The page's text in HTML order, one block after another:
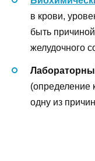
в крови,
быть
желудочного
(определение
одну из